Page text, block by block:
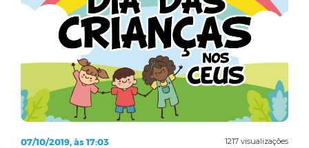
1217 visualizações
07/10/2019, às 17:03